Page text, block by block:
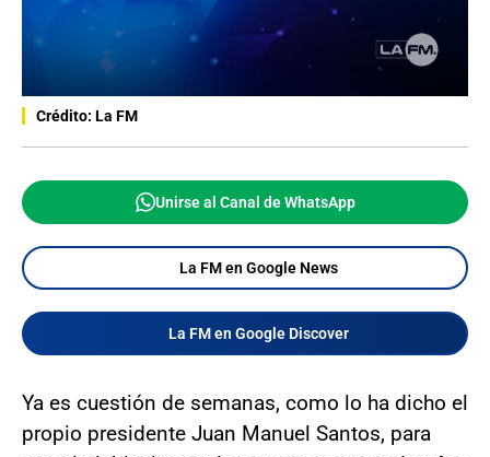
Crédito: La FM
Unirse al Canal de WhatsApp
La FM en Google News
La FM en Google Discover
Ya es cuestión de semanas, como lo ha dicho el
propio presidente Juan Manuel Santos, para